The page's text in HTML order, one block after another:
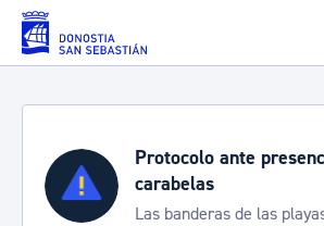
Saltar al contenido principal
Protocolo ante presencia de
carabelas
Las banderas de las playas, referencia